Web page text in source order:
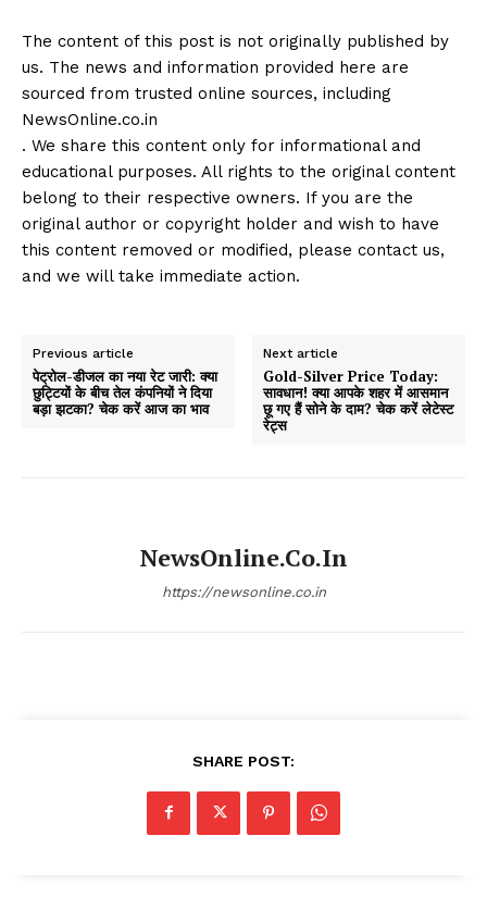
The content of this post is not originally published by
us. The news and information provided here are
sourced from trusted online sources, including
NewsOnline.co.in
. We share this content only for informational and
educational purposes. All rights to the original content
belong to their respective owners. If you are the
original author or copyright holder and wish to have
this content removed or modified, please contact us,
and we will take immediate action.
Previous article
पेट्रोल-डीजल का नया रेट जारी: क्या
छुट्टियों के बीच तेल कंपनियों ने दिया
बड़ा झटका? चेक करें आज का भाव
Next article
Gold-Silver Price Today:
सावधान! क्या आपके शहर में आसमान
छू गए हैं सोने के दाम? चेक करें लेटेस्ट
रेट्स
NewsOnline.co.in
https://newsonline.co.in
SHARE POST: